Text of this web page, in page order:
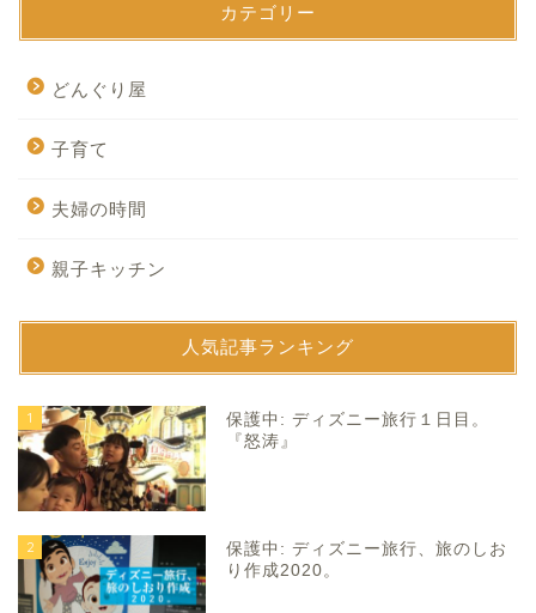
カテゴリー
どんぐり屋
子育て
夫婦の時間
親子キッチン
人気記事ランキング
1
保護中: ディズニー旅行１日目。
『怒涛』
2
保護中: ディズニー旅行、旅のしお
り作成2020。